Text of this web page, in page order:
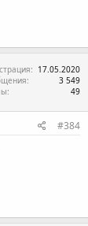
17.05.2020
3 549
49
#384